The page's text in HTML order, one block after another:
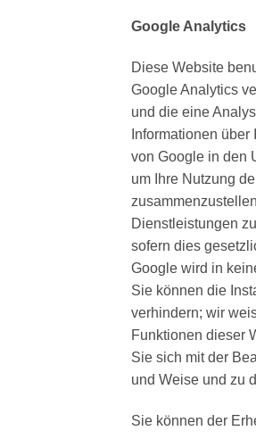
Google Analytics
Diese Website
Google Analytics
und die eine
Informationen
von Google in den
um Ihre Nutzung
Dienstleistungen
sofern dies
Google wird in
Sie können die
verhindern; wir
Funktionen dieser
Sie sich mit der
und Weise und zu
Sie können der